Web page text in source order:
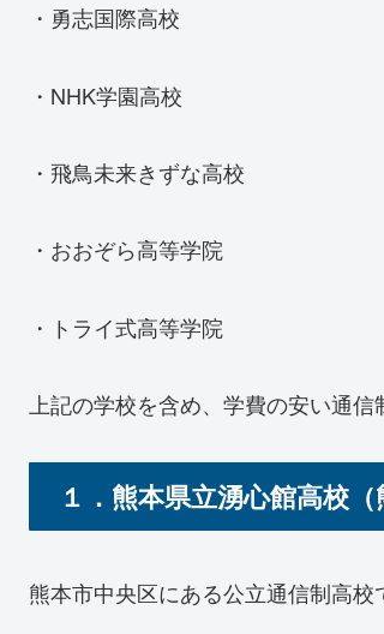
・勇志国際高校
・NHK学園高校
・飛鳥未来きずな高校
・おおぞら高等学院
・トライ式高等学院
上記の学校を含め、学費の安い通信
１．熊本県立湧心館高校（
熊本市中央区にある公立通信制高校